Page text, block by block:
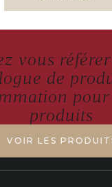
vous
de
produits
VOIR LES